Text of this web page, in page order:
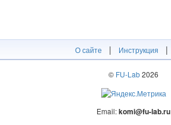
О сайте | Инструкция |
© FU-Lab2026
Email:komi@fu-lab.ru